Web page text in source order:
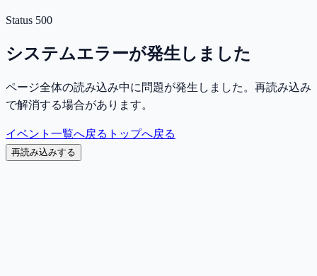
Status 500
システムエラーが発生しました
ページ全体の読み込み中に問題が発生しました。再読み込み
で解消する場合があります。
イベント一覧へ戻る トップへ戻る
再読み込みする